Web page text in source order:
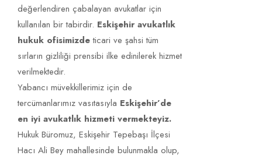
değerlendiren çabalayan avukatlar için
kullanılan bir tabirdir. Eskişehir avukatlık
hukuk ofisimizdeticari ve şahsi tüm
sırların gizliliği prensibi ilke edinilerek hizmet
verilmektedir.
Yabancı müvekkillerimiz için de
tercümanlarımız vasıtasıyla Eskişehir’de
en iyi avukatlık hizmeti vermekteyiz.
Hukuk Büromuz, Eskişehir Tepebaşı İlçesi
Hacı Ali Bey mahallesinde bulunmakla olup,